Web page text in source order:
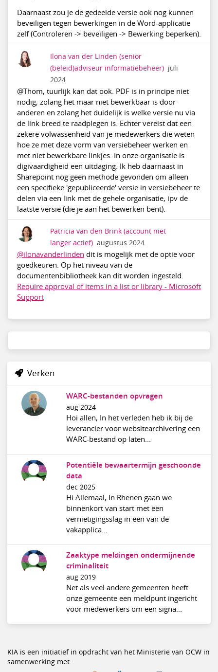
Daarnaast zou je de gedeelde versie ook nog kunnen
beveiligen tegen bewerkingen in de Word-applicatie
zelf (Controleren -> beveiligen -> Bewerking beperken).
Ilona van der Linden (senior
(beleid)adviseur informatiebeheer) juli
2024
@Thom, tuurlijk kan dat ook. PDF is in principe niet
nodig, zolang het maar niet bewerkbaar is door
anderen en zolang het duidelijk is welke versie nu via
de link breed te raadplegen is. Echter vereist dat een
zekere volwassenheid van je medewerkers die weten
hoe ze met deze vorm van versiebeheer werken en
met niet bewerkbare linkjes. In onze organisatie is
digivaardigheid een uitdaging. Ik heb daarnaast in
Sharepoint nog geen methode gevonden om alleen
een specifieke 'gepubliceerde' versie in versiebeheer te
delen via een link met de gehele organisatie, ipv de
laatste versie (die je aan het bewerken bent).
Patricia van den Brink (account niet
langer actief) augustus 2024
@ilonavanderlinden dit is mogelijk met de optie voor
goedkeuren. Op het niveau van de
documentenbibliotheek kan dit worden ingesteld.
Require approval of items in a list or library - Microsoft
Support
Verken
WARC-bestanden opvragen
aug 2024
Hoi allen, In het verleden heb ik bij de
leverancier voor websitearchivering een
WARC-bestand op laten...
Potentiële bewaartermijn geschoonde
data
dec 2025
Hi Allemaal, In Rhenen gaan we
binnenkort van start met een
vernietigingsslag in een van de
vakapplica...
Zaaktype meldingen ondermijnende
criminaliteit
aug 2019
Net als veel andere gemeenten heeft
onze gemeente een meldpunt ingericht
voor medewerkers om een signa...
KIA is een initiatief in opdracht van het Ministerie van OCW in
samenwerking met: